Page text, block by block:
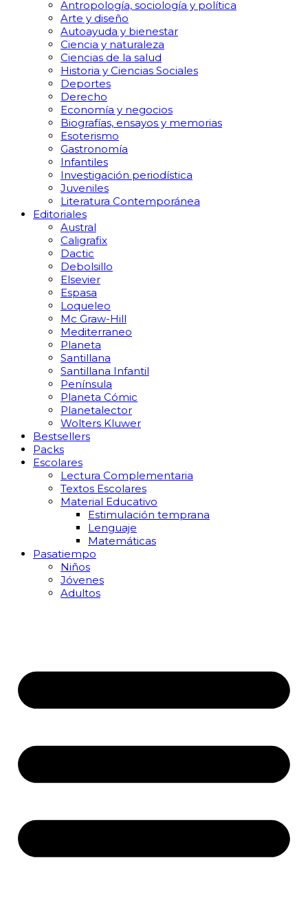
Antropología, sociología y política
Arte y diseño
Autoayuda y bienestar
Ciencia y naturaleza
Ciencias de la salud
Historia y Ciencias Sociales
Deportes
Derecho
Economía y negocios
Biografías, ensayos y memorias
Esoterismo
Gastronomía
Infantiles
Investigación periodística
Juveniles
Literatura Contemporánea
Editoriales
Austral
Caligrafix
Dactic
Debolsillo
Elsevier
Espasa
Loqueleo
Mc Graw-Hill
Mediterraneo
Planeta
Santillana
Santillana Infantil
Península
Planeta Cómic
Planetalector
Wolters Kluwer
Bestsellers
Packs
Escolares
Lectura Complementaria
Textos Escolares
Material Educativo
Estimulación temprana
Lenguaje
Matemáticas
Pasatiempo
Niños
Jóvenes
Adultos